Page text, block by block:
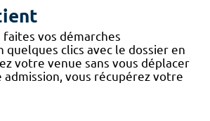
faites vos démarches
quelques clics avec le dossier en
votre venue sans vous déplacer
vous récupérez votre